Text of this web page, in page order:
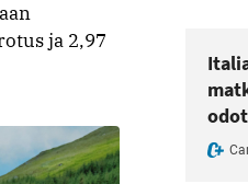
ja 2,97